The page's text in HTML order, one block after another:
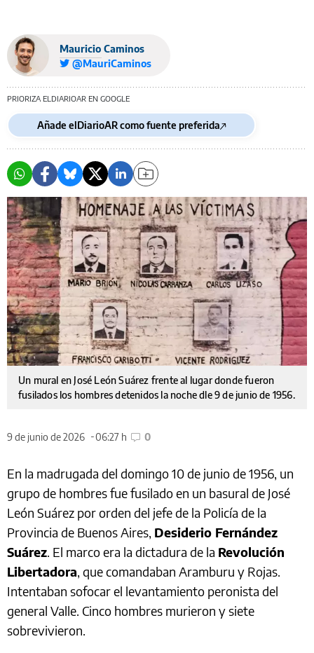
Mauricio Caminos
@MauriCaminos
PRIORIZA ELDIARIOAR EN GOOGLE
Añade elDiarioAR como fuente preferida
Un mural en José León Suárez frente al lugar donde fueron
fusilados los hombres detenidos la noche dle 9 de junio de 1956.
9 de junio de 2026 06:27 h 0
En la madrugada del domingo 10 de junio de 1956, un
grupo de hombres fue fusilado en un basural de José
León Suárez por orden del jefe de la Policía de la
Provincia de Buenos Aires, Desiderio Fernández
Suárez. El marco era la dictadura de la Revolución
Libertadora, que comandaban Aramburu y Rojas.
Intentaban sofocar el levantamiento peronista del
general Valle. Cinco hombres murieron y siete
sobrevivieron.